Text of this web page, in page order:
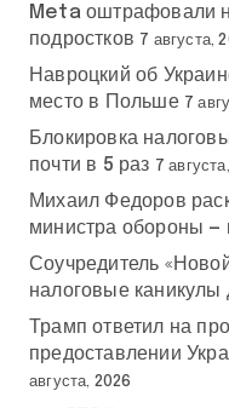
Meta оштрафовали
подростков 7 августа,
Навроцкий об
место в Польше 7
Блокировка
почти в 5 раз 7
Михаил Федоров
министра обороны —
Соучредитель
налоговые каникулы
Трамп ответил на
предоставлении
августа, 2026